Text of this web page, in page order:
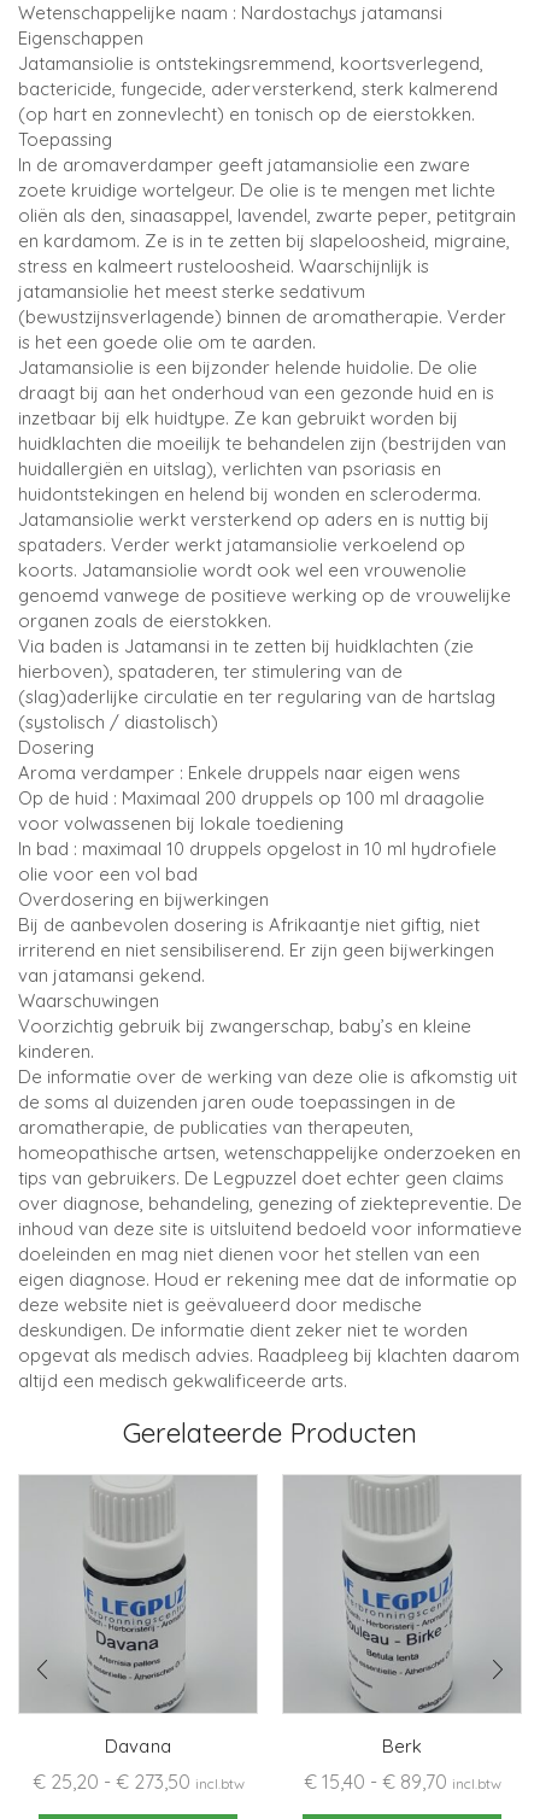
Wetenschappelijke naam : Nardostachys jatamansi
Eigenschappen
Jatamansiolie is ontstekingsremmend, koortsverlegend,
bactericide, fungecide, aderversterkend, sterk kalmerend
(op hart en zonnevlecht) en tonisch op de eierstokken.
Toepassing
In de aromaverdamper geeft jatamansiolie een zware
zoete kruidige wortelgeur. De olie is te mengen met lichte
oliën als den, sinaasappel, lavendel, zwarte peper, petitgrain
en kardamom. Ze is in te zetten bij slapeloosheid, migraine,
stress en kalmeert rusteloosheid. Waarschijnlijk is
jatamansiolie het meest sterke sedativum
(bewustzijnsverlagende) binnen de aromatherapie. Verder
is het een goede olie om te aarden.
Jatamansiolie is een bijzonder helende huidolie. De olie
draagt bij aan het onderhoud van een gezonde huid en is
inzetbaar bij elk huidtype. Ze kan gebruikt worden bij
huidklachten die moeilijk te behandelen zijn (bestrijden van
huidallergiën en uitslag), verlichten van psoriasis en
huidontstekingen en helend bij wonden en scleroderma.
Jatamansiolie werkt versterkend op aders en is nuttig bij
spataders. Verder werkt jatamansiolie verkoelend op
koorts. Jatamansiolie wordt ook wel een vrouwenolie
genoemd vanwege de positieve werking op de vrouwelijke
organen zoals de eierstokken.
Via baden is Jatamansi in te zetten bij huidklachten (zie
hierboven), spataderen, ter stimulering van de
(slag)aderlijke circulatie en ter regularing van de hartslag
(systolisch / diastolisch)
Dosering
Aroma verdamper : Enkele druppels naar eigen wens
Op de huid : Maximaal 200 druppels op 100 ml draagolie
voor volwassenen bij lokale toediening
In bad : maximaal 10 druppels opgelost in 10 ml hydrofiele
olie voor een vol bad
Overdosering en bijwerkingen
Bij de aanbevolen dosering is Afrikaantje niet giftig, niet
irriterend en niet sensibiliserend. Er zijn geen bijwerkingen
van jatamansi gekend.
Waarschuwingen
Voorzichtig gebruik bij zwangerschap, baby’s en kleine
kinderen.
De informatie over de werking van deze olie is afkomstig uit
de soms al duizenden jaren oude toepassingen in de
aromatherapie, de publicaties van therapeuten,
homeopathische artsen, wetenschappelijke onderzoeken en
tips van gebruikers. De Legpuzzel doet echter geen claims
over diagnose, behandeling, genezing of ziektepreventie. De
inhoud van deze site is uitsluitend bedoeld voor informatieve
doeleinden en mag niet dienen voor het stellen van een
eigen diagnose. Houd er rekening mee dat de informatie op
deze website niet is geëvalueerd door medische
deskundigen. De informatie dient zeker niet te worden
opgevat als medisch advies. Raadpleeg bij klachten daarom
altijd een medisch gekwalificeerde arts.
Gerelateerde Producten
Davana
€25,20 - €273,50Prijsklasse:
€ 25,20
incl.btw
Dit
Berk
€15,40 - €89,70Prijsklasse:
€ 15,40
incl.btw
Dit